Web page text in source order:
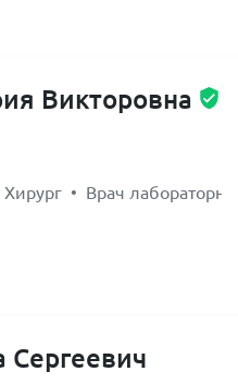
Викторовна
• Врач
Сергеевич